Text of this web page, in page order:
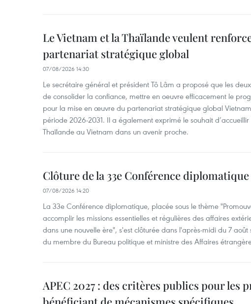
Le Vietnam et la Thaïlande veulent
partenariat stratégique global
07/08/2026 14:30
Le secrétaire général et président Tô Lâm a proposé que les
de consolider la confiance, mettre en oeuvre efficacement le
pour la mise en œuvre du partenariat stratégique global
période 2026-2031. Il a également exprimé le souhait
Thaïlande au Vietnam dans un avenir proche.
Clôture de la 33e Conférence diplomatique
07/08/2026 14:20
La 33e Conférence diplomatique, placée sous le thème
accomplir les missions essentielles et régulières des affaires
dans une nouvelle ère", s'est clôturée dans l'après-midi du 7 août
du membre du Bureau politique et ministre des Affaires
APEC 2027 : des critères publics pour les